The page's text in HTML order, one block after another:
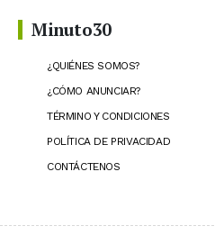
Minuto30
¿QUIÉNES SOMOS?
¿CÓMO ANUNCIAR?
TÉRMINO Y CONDICIONES
POLÍTICA DE PRIVACIDAD
CONTÁCTENOS